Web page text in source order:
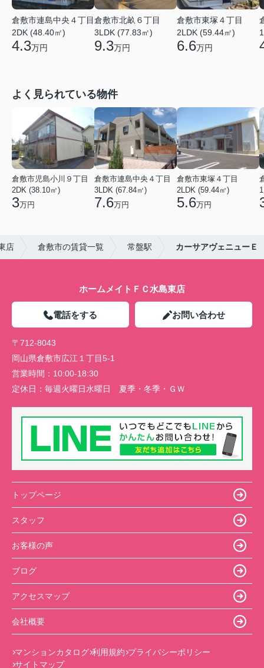
倉敷市連島中央４丁目
2DK (48.40㎡)
4.3万円
倉敷市北畝６丁目
3LDK (77.83㎡)
9.3万円
倉敷市東塚４丁目
2LDK (59.44㎡)
6.6万円
よく見られている物件
倉敷市児島小川９丁目
2DK (38.10㎡)
3万円
倉敷市連島中央４丁目
3LDK (67.84㎡)
7.6万円
倉敷市東塚４丁目
2LDK (59.44㎡)
5.6万円
店 倉敷市の賃貸一覧 常盤駅 カーサアヴェニューＥ
ホームメイトＦＣ水島東店
電話をする お問い合わせ
〒712-8043
岡山県倉敷市広江１丁目5-1
営業時間： 10:00-18:30
定休日： 毎週火曜日水曜日 夏季・冬季・ＧＷ
トップページ
スタッフ
お客様の声
ブログ
アクセスマップ
会社概要
マンションカタログ 利用規約 プライバシーポリシー
サイトマップ